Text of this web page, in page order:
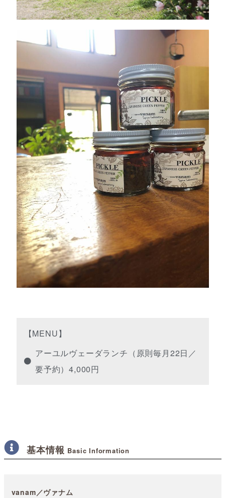
【MENU】
アーユルヴェーダランチ（原則毎月22日／
要予約）4,000円
基本情報 Basic Information
vanam／ヴァナム